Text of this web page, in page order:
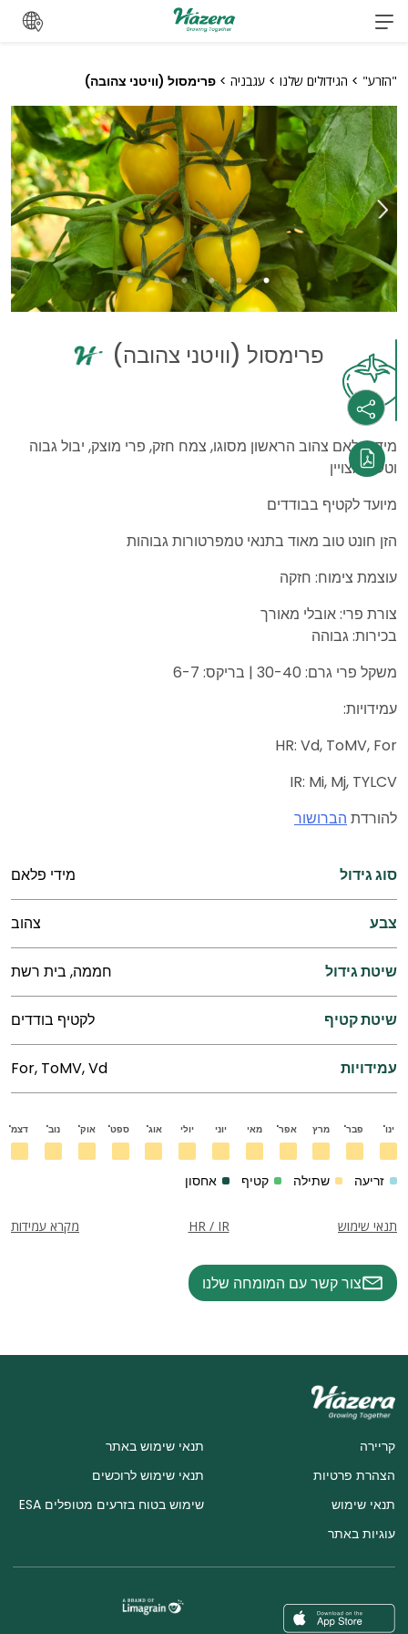
דלג
"הזרע" > הגידולים שלנו > עגבניה > פרימסול (וויטני צהובה)
פרימסול (וויטני צהובה)
מידי פלאם צהוב הראשון מסוגו, צמח חזק, פרי מוצק, יבול גבוה
וטעם מצויין
מיועד לקטיף בבודדים
הזן חונט טוב מאוד בתנאי טמפרטורות גבוהות
עוצמת צימוח: חזקה
צורת פרי: אובלי מאורך
בכירות: גבוהה
משקל פרי גרם: 30-40 | בריקס: 6-7
עמידויות:
HR: Vd, ToMV, For
IR: Mi, Mj, TYLCV
להורדת הברושור
סוג גידול מידי פלאם
צבע צהוב
שיטת גידול חממה, בית רשת
שיטת קטיף לקטיף בודדים
עמידויות For, ToMV, Vd
ינו' פבר' מרץ אפר' מאי יוני יולי אוג' ספט' אוק' נוב' דצמ'
זריעה שתילה קטיף אחסון
תנאי שימוש HR / IR מקרא עמידות
צור קשר עם המומחה שלנו
קריירה
הצהרת פרטיות
תנאי שימוש
עוגיות באתר
תנאי שימוש באתר
תנאי שימוש לרוכשים
שימוש בטוח בזרעים מטופלים ESA